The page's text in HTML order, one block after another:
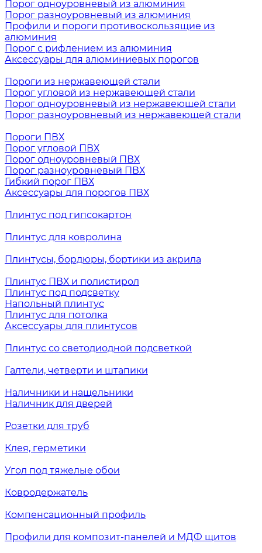
Порог одноуровневый из алюминия
Порог разноуровневый из алюминия
Профили и пороги противоскользящие из
алюминия
Порог с рифлением из алюминия
Аксессуары для алюминиевых порогов
Пороги из нержавеющей стали
Порог угловой из нержавеющей стали
Порог одноуровневый из нержавеющей стали
Порог разноуровневый из нержавеющей стали
Пороги ПВХ
Порог угловой ПВХ
Порог одноуровневый ПВХ
Порог разноуровневый ПВХ
Гибкий порог ПВХ
Аксессуары для порогов ПВХ
Плинтус под гипсокартон
Плинтус для ковролина
Плинтусы, бордюры, бортики из акрила
Плинтус ПВХ и полистирол
Плинтус под подсветку
Напольный плинтус
Плинтус для потолка
Аксессуары для плинтусов
Плинтус со светодиодной подсветкой
Галтели, четверти и штапики
Наличники и нащельники
Наличник для дверей
Розетки для труб
Клея, герметики
Угол под тяжелые обои
Ковродержатель
Компенсационный профиль
Профили для композит-панелей и МДФ щитов